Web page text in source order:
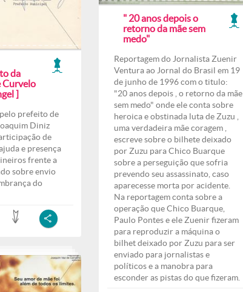
" 20 anos depois o
retorno da mãe sem
medo"
Reportagem do Jornalista Zuenir
Ventura ao Jornal do Brasil em 19
de junho de 1996 com o titulo:
"20 anos depois , o retorno da mãe
sem medo" onde ele conta sobre
heroica e obstinada luta de Zuzu ,
uma verdadeira mãe coragem ,
escreve sobre o bilhete deixado
por Zuzu para Chico Buarque
sobre a perseguição que sofria
prevendo seu assassinato, caso
aparecesse morta por acidente.
Na reportagem conta sobre a
operação que Chico Buarque,
Paulo Pontes e ele Zuenir fizeram
para reproduzir a máquina o
bilhet deixado por Zuzu para ser
enviado para jornalistas e
políticos e a manobra para
esconder as pistas do que fizeram.
da
Curvelo
]
prefeito de
Diniz
de
e presença
frente a
sobre envio
do